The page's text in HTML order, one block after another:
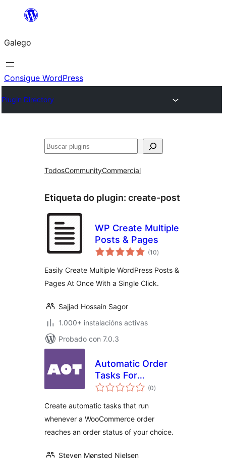
Saltar
contido
Galego
Consigue WordPress
Plugin Directory
Buscar
TodosCommunityCommercial
Etiqueta do plugin: create-post
WP Create Multiple
Posts & Pages
(10valoracións
totais
)
Easily Create Multiple WordPress Posts &
Pages At Once With a Single Click.
Sajjad Hossain Sagor
1.000+ instalacións activas
Probado con 7.0.3
Automatic Order
Tasks For
WooCommerce
(0valoracións
totais
)
Create automatic tasks that run
whenever a WooCommerce order
reaches an order status of your choice.
Steven Mønsted Nielsen